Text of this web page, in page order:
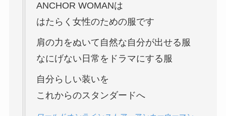
ANCHOR WOMANは
はたらく女性のための服です
肩の力をぬいて自然な自分が出せる服
なにげない日常をドラマにする服
自分らしい装いを
これからのスタンダードへ